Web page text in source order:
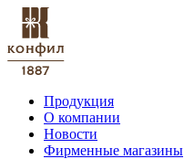
Продукция
О компании
Новости
Фирменные магазины